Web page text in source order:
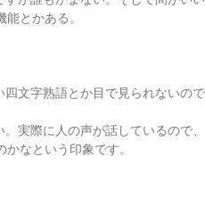
とかある。
文字熟語とか目で見られないの
実際に人の声が話しているので
なという印象です。